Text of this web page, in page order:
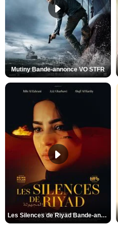
Mutiny Bande-annonce VO STFR
Les Silences de Riyad Bande-annonce VO STFR